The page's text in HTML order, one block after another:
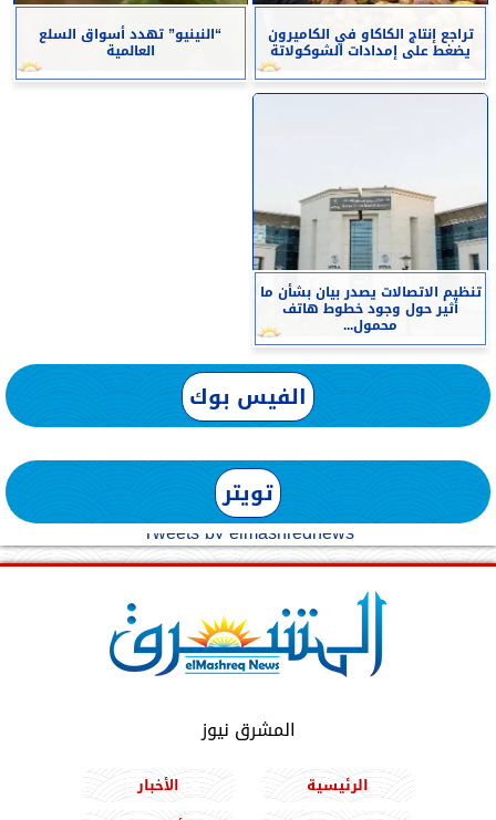
تراجع إنتاج الكاكاو في الكاميرون
يضغط على إمدادات الشوكولاتة
“النينيو” تهدد أسواق السلع
العالمية
تنظيم الاتصالات يصدر بيان بشأن ما
أثير حول وجود خطوط هاتف
محمول...
الفيس بوك
تويتر
Tweets by elmashreqnews
المشرق نيوز
الرئيسية
الأخبار